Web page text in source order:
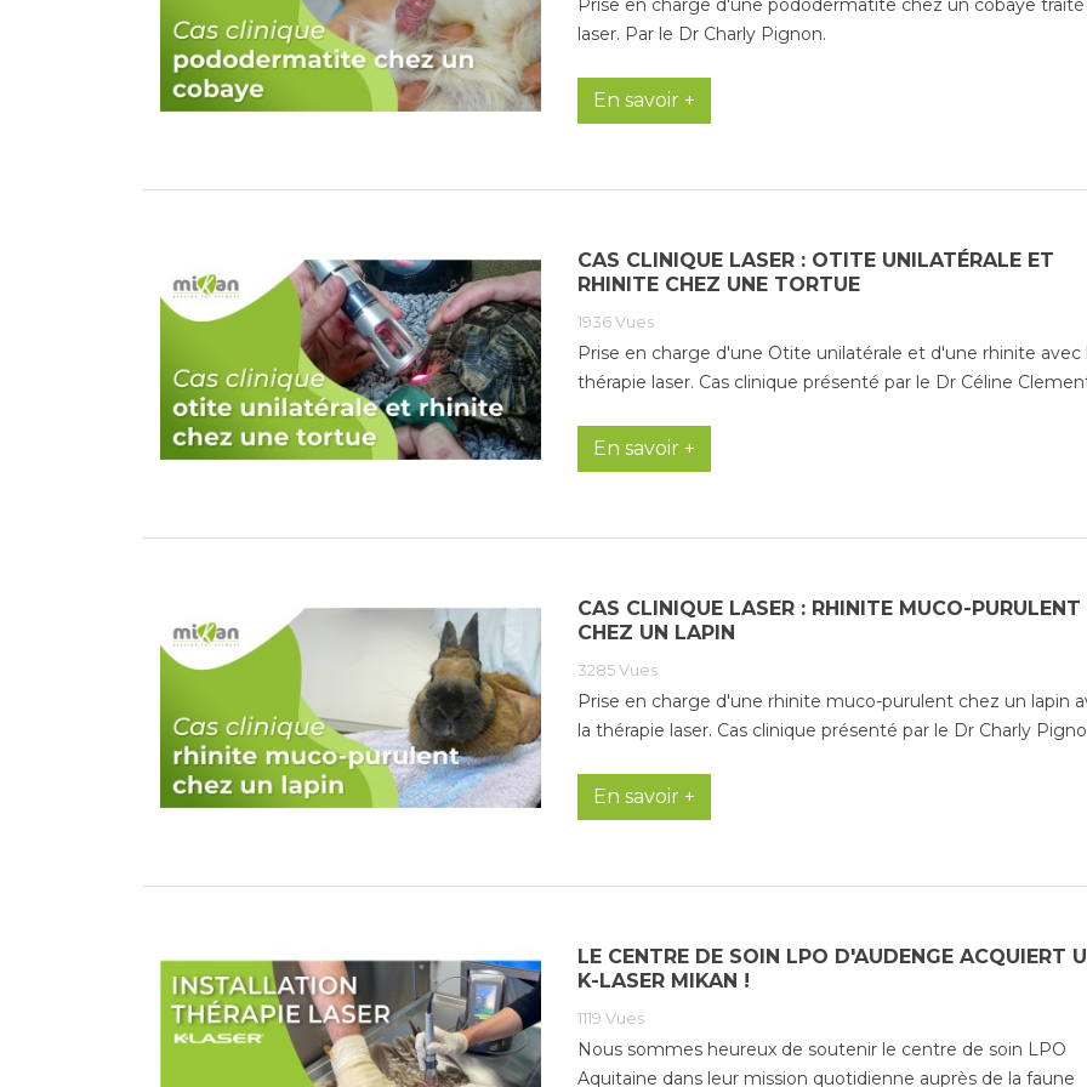
Prise en charge d'une pododermatite chez un cobaye traité
laser. Par le Dr Charly Pignon.
En savoir +
CAS CLINIQUE LASER : OTITE UNILATÉRALE ET
RHINITE CHEZ UNE TORTUE
1936Vues
Prise en charge d'une Otite unilatérale et d'une rhinite avec
thérapie laser. Cas clinique présenté par le Dr Céline
En savoir +
CAS CLINIQUE LASER : RHINITE MUCO-PURULENT
CHEZ UN LAPIN
3285Vues
Prise en charge d'une rhinite muco-purulent chez un lapin
la thérapie laser. Cas clinique présenté par le Dr Charly
En savoir +
LE CENTRE DE SOIN LPO D'AUDENGE ACQUIERT
K-LASER MIKAN !
1119 Vues
Nous sommes heureux de soutenir le centre de soin LPO
Aquitaine dans leur mission quotidienne auprès de la faune